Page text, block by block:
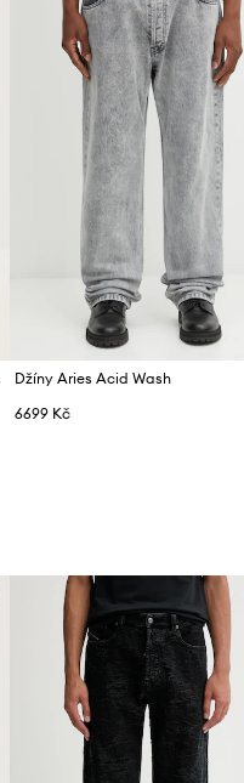
Džíny Aries Acid Wash
6699 Kč